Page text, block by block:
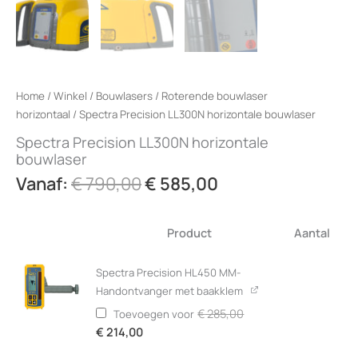
Home /Winkel / Bouwlasers / Roterende bouwlaser
horizontaal / Spectra Precision LL300N horizontale bouwlaser
Spectra Precision LL300N horizontale
bouwlaser
Vanaf: €790,00Oorspronkelijke
€ 790,00.
€ 585,00
€ 585,00.
Product Aantal
Spectra Precision HL450 MM-
Handontvanger met baakklem
Toevoegen voor €285,00prijs
€ 214,00Huidige
prijs